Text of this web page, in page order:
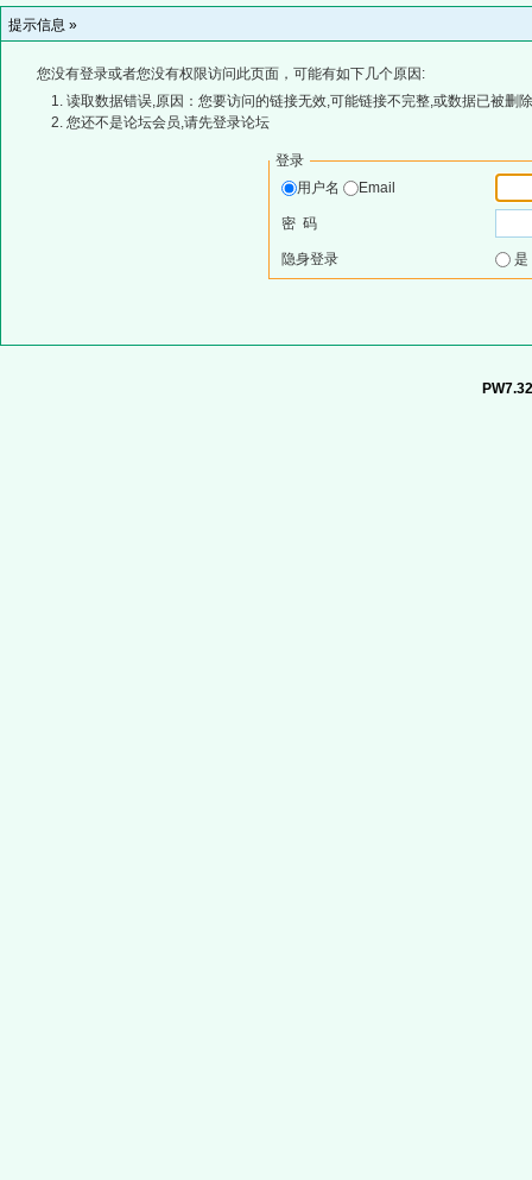
提示信息 »
您没有登录或者您没有权限访问此页面，可能有如下几个原因:
读取数据错误,原因：您要访问的链接无效,可能链接不完整,或数据已被删
您还不是论坛会员,请先登录论坛
登录
用户名
Email
密 码
隐身登录